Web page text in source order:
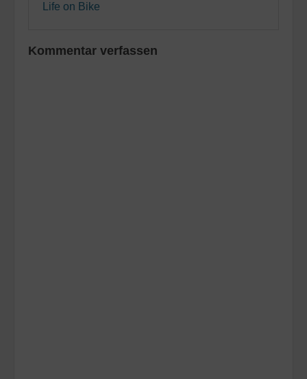
Life on Bike
Kommentar verfassen